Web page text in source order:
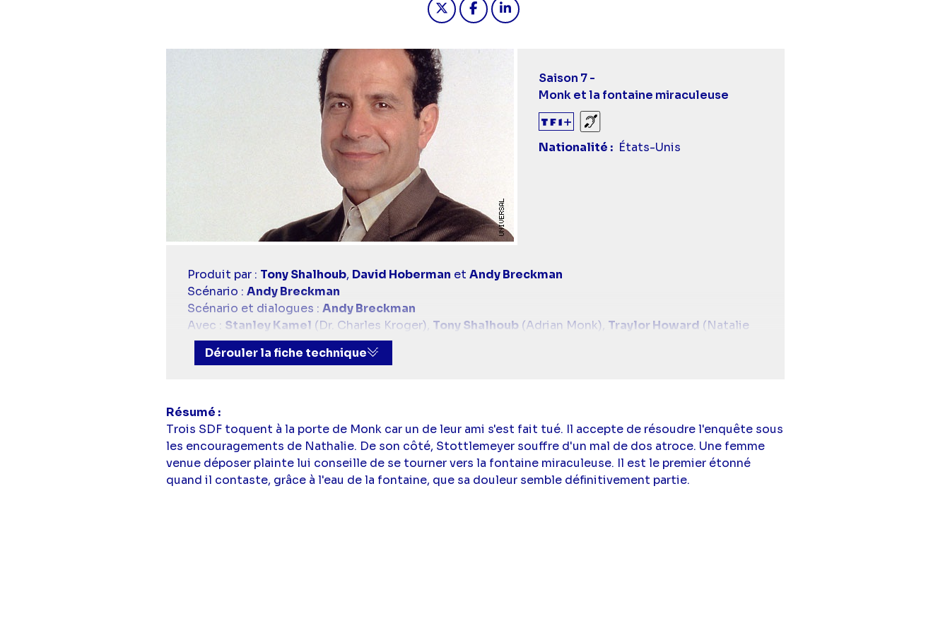
Saison 7 -
Monk et la fontaine miraculeuse
Sourds et malentendants
Nationalité
États-Unis
Casting
simba
Produit par : Tony Shalhoub, David Hoberman et Andy Breckman
Scénario : Andy Breckman
Scénario et dialogues : Andy Breckman
Avec : Stanley Kamel (Dr. Charles Kroger), Tony Shalhoub (Adrian Monk), Traylor Howard (Natalie
Teeger),Ted Levine(Capitaine Leland Stottlemeyer),
Disher)
Dérouler la fiche technique
Résumé
Trois SDF toquent à la porte de Monk car un de leur ami s'est fait tué. Il accepte de résoudre l'enquête sous
les encouragements de Nathalie. De son côté, Stottlemeyer souffre d'un mal de dos atroce. Une femme
venue déposer plainte lui conseille de se tourner vers la fontaine miraculeuse. Il est le premier étonné
quand il contaste, grâce à l'eau de la fontaine, que sa douleur semble définitivement partie.